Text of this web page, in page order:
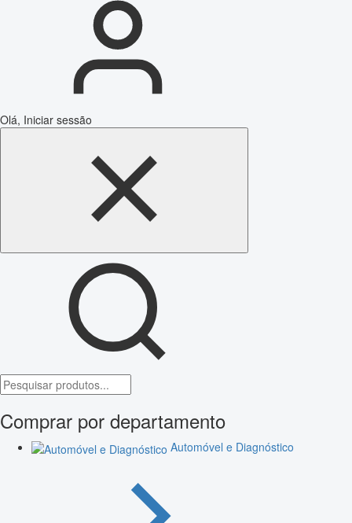
Olá, Iniciar sessão
Comprar por departamento
Automóvel e Diagnóstico